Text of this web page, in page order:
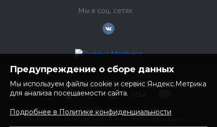
Мы в соц. сетях
Предупреждение о сборе данных
Мы используем файлы cookie и сервис Яндекс.Метрика
для анализа посещаемости сайта.
Подробнее в Политике конфиденциальности